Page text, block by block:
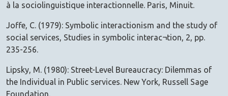
à la sociolinguistique interactionnelle. Paris, Minuit.
Joffe, C. (1979): Symbolic interactionism and the study of
social services, Studies in symbolic interac¬tion, 2, pp.
235-256.
Lipsky, M. (1980): Street-Level Bureaucracy: Dilemmas of
the Individual in Public services. New York, Russell Sage
Foundation.